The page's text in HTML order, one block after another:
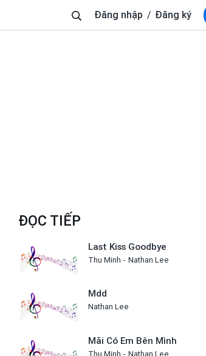
kiếm
Đăng nhập Đăng ký
ĐỌC TIẾP
Last Kiss Goodbye
Thu Minh Nathan Lee
Mdd
Nathan Lee
Mãi Có Em Bên Mình
Thu Minh Nathan Lee